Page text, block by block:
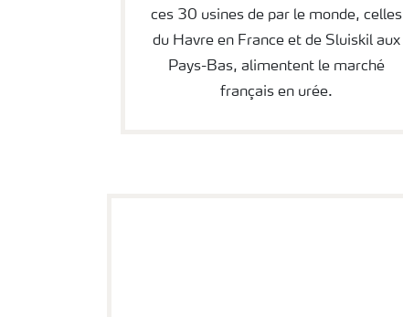
ces 30 usines de par le monde, celles
du Havre en France et de Sluiskil aux
Pays-Bas, alimentent le marché
français en urée.